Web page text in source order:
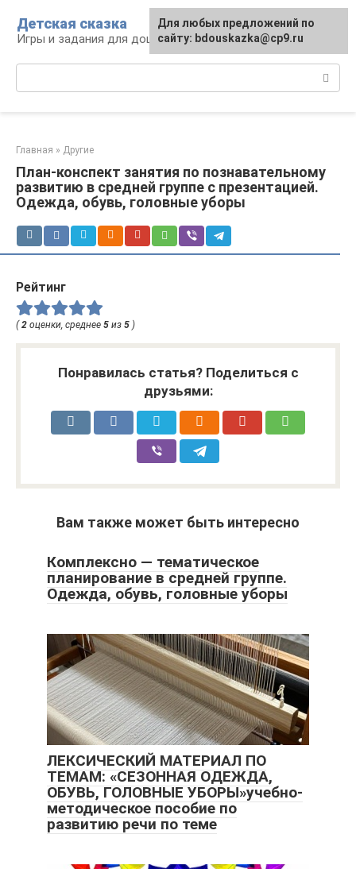
контенту
Детская сказка
Игры и задания для дошкольников
Главная » Другие
План-конспект занятия по познавательному
развитию в средней группе с презентацией.
Одежда, обувь, головные уборы
Рейтинг
(2 оценки, среднее 5 из 5 )
Понравилась статья? Поделиться с
друзьями:
Вам также может быть интересно
Комплексно — тематическое
планирование в средней группе.
Одежда, обувь, головные уборы
ЛЕКСИЧЕСКИЙ МАТЕРИАЛ ПО
ТЕМАМ: «СЕЗОННАЯ ОДЕЖДА,
ОБУВЬ, ГОЛОВНЫЕ УБОРЫ»учебно-
методическое пособие по
развитию речи по теме
Для любых предложений по
сайту: bdouskazka@cp9.ru